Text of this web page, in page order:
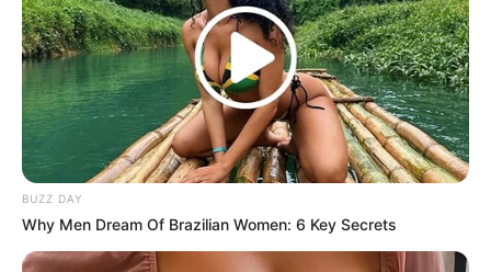
Durante la investigación, dos personas fueron
BUZZ DAY
Why Men Dream Of Brazilian Women: 6 Key Secrets